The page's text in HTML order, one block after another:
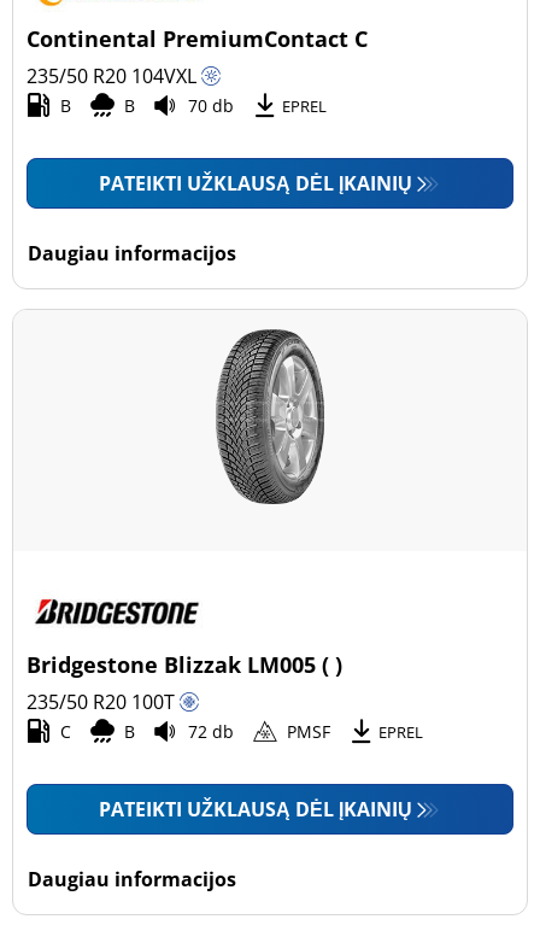
Continental PremiumContact C
235/50 R20 104VXL
B B 70 db EPREL
PATEIKTI UŽKLAUSĄ DĖL ĮKAINIŲ
Daugiau informacijos
Bridgestone Blizzak LM005 ( )
235/50 R20 100T
C B 72 db PMSF EPREL
PATEIKTI UŽKLAUSĄ DĖL ĮKAINIŲ
Daugiau informacijos